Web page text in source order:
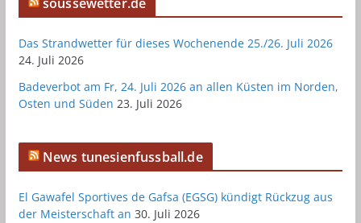
Das Strandwetter für dieses Wochenende 25./26. Juli 2026
24. Juli 2026
Badeverbot am Fr, 24. Juli 2026 an allen Küsten im Norden,
Osten und Süden 23. Juli 2026
News tunesienfussball.de
El Gawafel Sportives de Gafsa (EGSG) kündigt Rückzug aus
der Meisterschaft an 30. Juli 2026